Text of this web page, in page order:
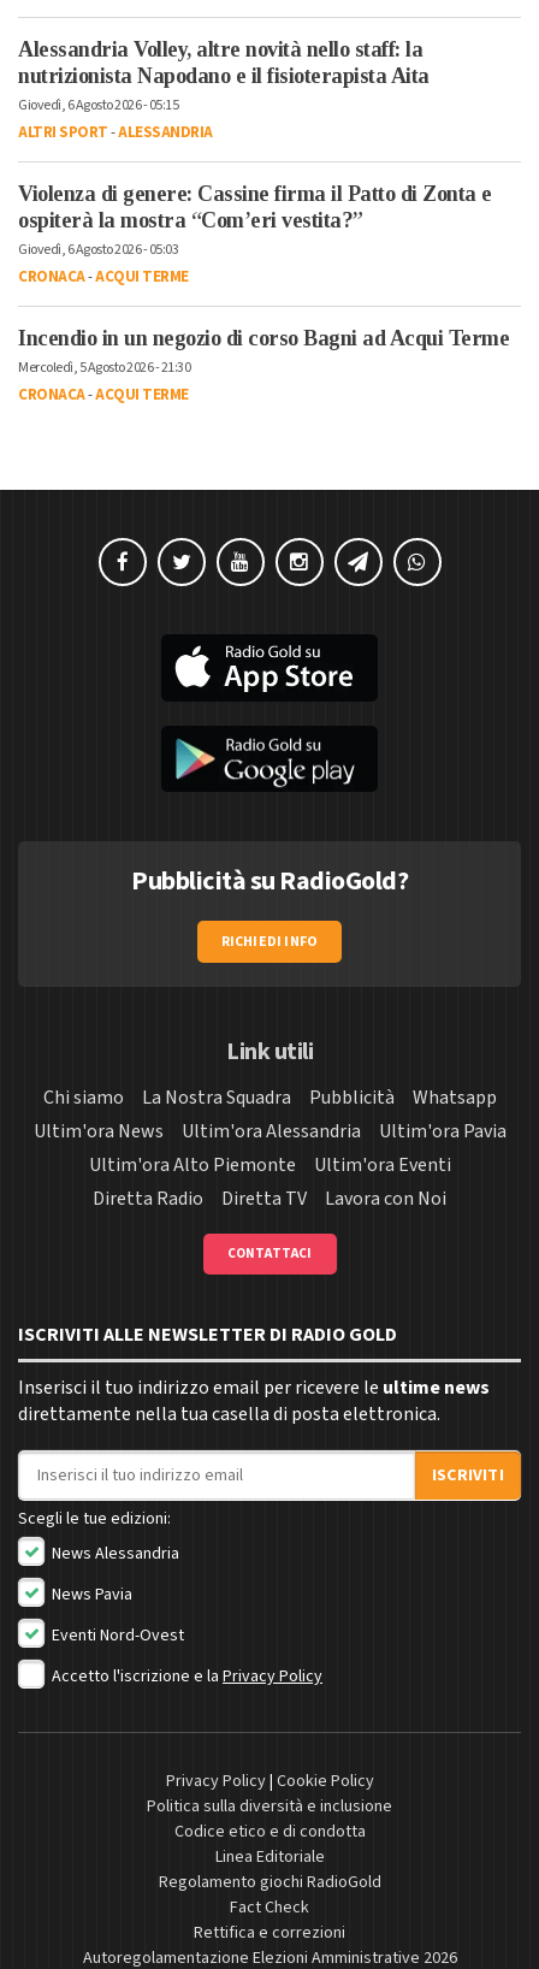
Alessandria Volley, altre novità nello staff: la
nutrizionista Napodano e il fisioterapista Aita
Giovedì, 6 Agosto 2026 - 05:15
ALTRI SPORT-ALESSANDRIA
Violenza di genere: Cassine firma il Patto di Zonta e
ospiterà la mostra “Com’eri vestita?”
Giovedì, 6 Agosto 2026 - 05:03
CRONACA-ACQUI TERME
Incendio in un negozio di corso Bagni ad Acqui Terme
Mercoledì, 5 Agosto 2026 - 21:30
CRONACA-ACQUI TERME
Pubblicità su RadioGold?
RICHIEDI INFO
Link utili
Chi siamo La Nostra Squadra Pubblicità
Whatsapp
Ultim'ora News
Ultim'ora Alessandria
Ultim'ora Pavia
Ultim'ora Alto Piemonte
Ultim'ora Eventi
Diretta Radio
Diretta TV Lavora con Noi
CONTATTACI
ISCRIVITI ALLE NEWSLETTER DI RADIO GOLD
Inserisci il tuo indirizzo email per ricevere le ultime news
direttamente nella tua casella di posta elettronica.
Indirizzo email
ISCRIVITI
Scegli le tue edizioni:
News Alessandria
News Pavia
Eventi Nord-Ovest
Accetto l'iscrizione e la Privacy Policy
Privacy Policy| Cookie Policy
Politica sulla diversità e inclusione
Codice etico e di condotta
Linea Editoriale
Regolamento giochi RadioGold
Fact Check
Rettifica e correzioni
Autoregolamentazione Elezioni Amministrative 2026